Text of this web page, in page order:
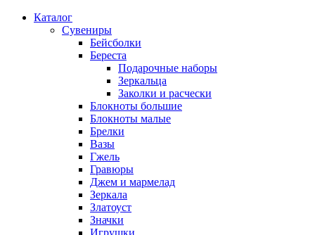
Каталог
Сувениры
Бейсболки
Береста
Подарочные наборы
Зеркальца
Заколки и расчески
Блокноты большие
Блокноты малые
Брелки
Вазы
Гжель
Гравюры
Джем и мармелад
Зеркала
Златоуст
Значки
Игрушки